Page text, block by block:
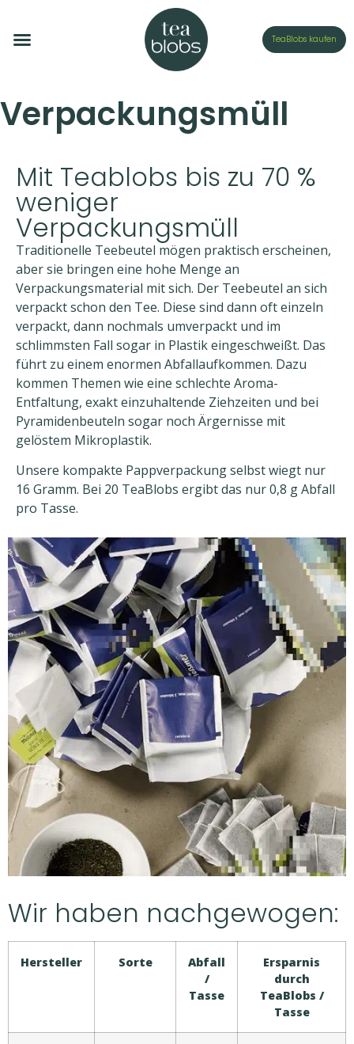
TeaBlobs kaufen
Verpackungsmüll
Mit Teablobs bis zu 70 %
weniger
Verpackungsmüll
Traditionelle Teebeutel mögen praktisch erscheinen,
aber sie bringen eine hohe Menge an
Verpackungsmaterial mit sich. Der Teebeutel an sich
verpackt schon den Tee. Diese sind dann oft einzeln
verpackt, dann nochmals umverpackt und im
schlimmsten Fall sogar in Plastik eingeschweißt. Das
führt zu einem enormen Abfallaufkommen. Dazu
kommen Themen wie eine schlechte Aroma-
Entfaltung, exakt einzuhaltende Ziehzeiten und bei
Pyramidenbeuteln sogar noch Ärgernisse mit
gelöstem Mikroplastik.
Unsere kompakte Pappverpackung selbst wiegt nur
16 Gramm. Bei 20 TeaBlobs ergibt das nur 0,8 g Abfall
pro Tasse.
Wir haben nachgewogen:
Hersteller Sorte
Abfall
/
Tasse
Ersparnis
durch
TeaBlobs /
Tasse